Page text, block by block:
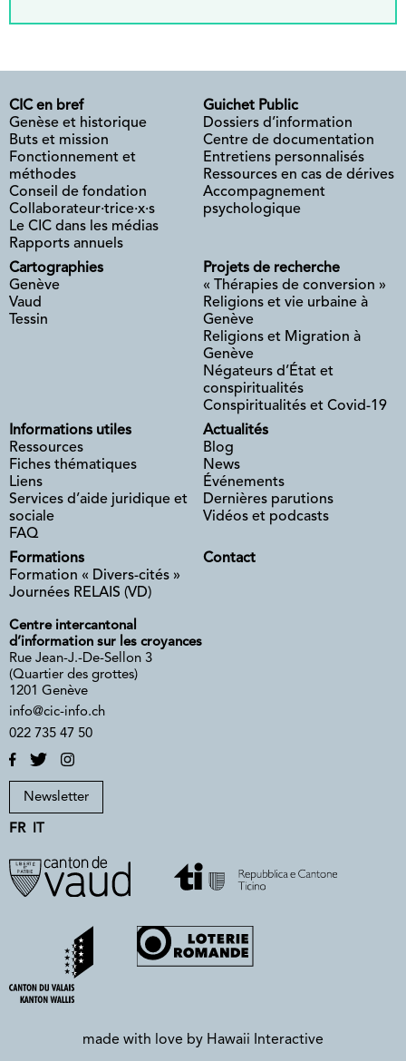
CIC en bref
Genèse et historique
Buts et mission
Fonctionnement et
méthodes
Conseil de fondation
Collaborateur·trice·x·s
Le CIC dans les médias
Rapports annuels
Guichet Public
Dossiers d’information
Centre de documentation
Entretiens personnalisés
Ressources en cas de dérives
Accompagnement
psychologique
Cartographies
Genève
Vaud
Tessin
Projets de recherche
« Thérapies de conversion »
Religions et vie urbaine à
Genève
Religions et Migration à
Genève
Négateurs d’État et
conspiritualités
Conspiritualités et Covid-19
Informations utiles
Ressources
Fiches thématiques
Liens
Services d’aide juridique et
sociale
FAQ
Actualités
Blog
News
Événements
Dernières parutions
Vidéos et podcasts
Formations
Formation « Divers-cités »
Journées RELAIS (VD)
Contact
Centre intercantonal
d’information sur les croyances
Rue Jean-J.-De-Sellon 3
(Quartier des grottes)
1201 Genève
info@cic-info.ch
022 735 47 50
Newsletter
FR IT
made with love by Hawaii Interactive